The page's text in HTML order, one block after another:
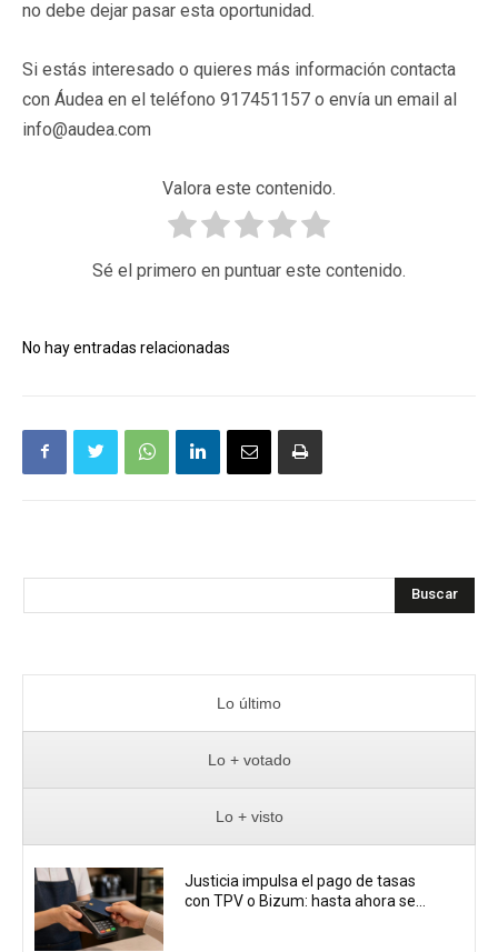
no debe dejar pasar esta oportunidad.
Si estás interesado o quieres más información contacta
con Áudea en el teléfono 917451157 o envía un email al
info@audea.com
Valora este contenido.
Sé el primero en puntuar este contenido.
No hay entradas relacionadas
Buscar
Lo último
Lo + votado
Lo + visto
Justicia impulsa el pago de tasas
con TPV o Bizum: hasta ahora se...